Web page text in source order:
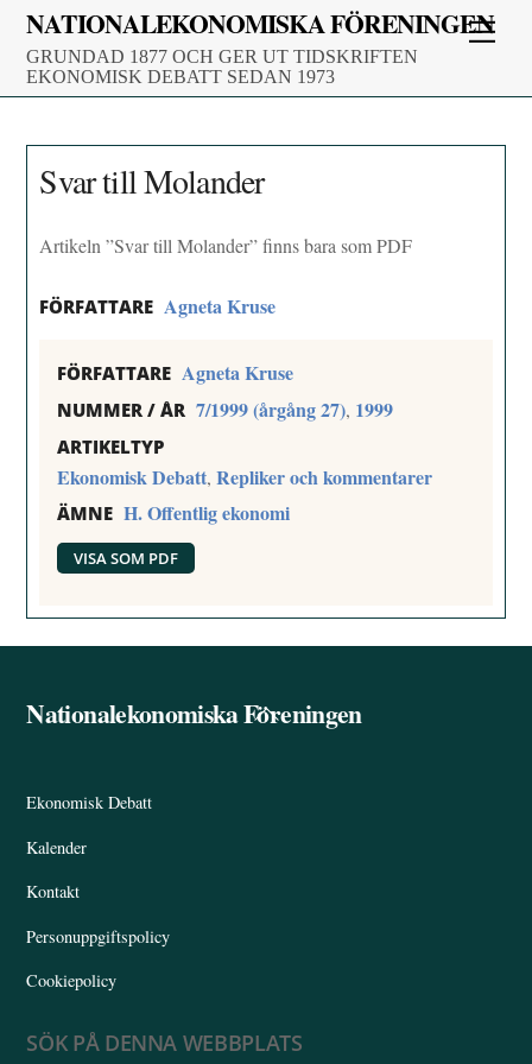
Skip
content
NATIONALEKONOMISKA FÖRENINGEN
GRUNDAD 1877 OCH GER UT TIDSKRIFTEN
EKONOMISK DEBATT SEDAN 1973
Svar till Molander
Artikeln ”Svar till Molander” finns bara som PDF
FÖRFATTARE Agneta Kruse
FÖRFATTARE Agneta Kruse
NUMMER / ÅR 7/1999 (årgång 27), 1999
ARTIKELTYP
Ekonomisk Debatt,Repliker och kommentarer
ÄMNE H. Offentlig ekonomi
VISA SOM PDF
Back
Nationalekonomiska Föreningen
Ekonomisk Debatt
Kalender
Kontakt
Personuppgiftspolicy
Cookiepolicy
SÖK PÅ DENNA WEBBPLATS